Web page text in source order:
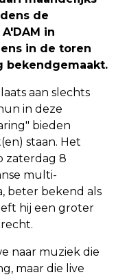
de
in
in de toren
bekendgemaakt.
aan slechts
in deze
bieden
staan. Het
zaterdag 8
multi-
beter bekend als
hij een groter
naar muziek die
maar die live